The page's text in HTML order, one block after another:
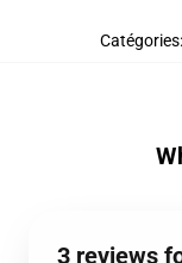
Catégories:
3 reviews